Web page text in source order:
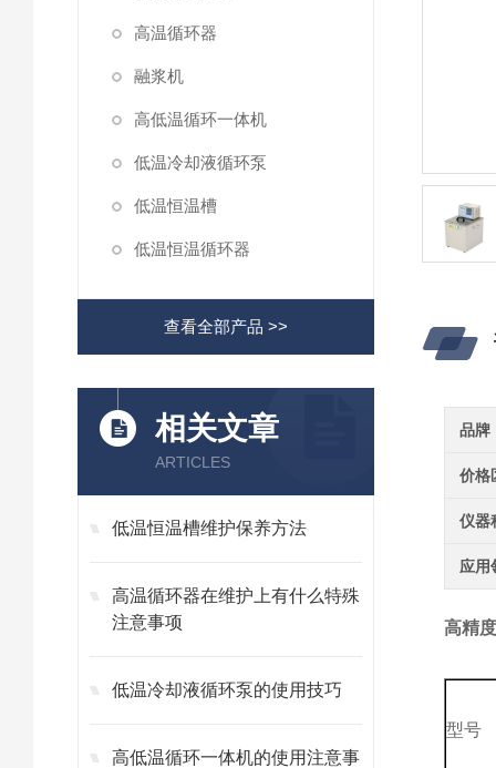
高温循环器
融浆机
高低温循环一体机
低温冷却液循环泵
低温恒温槽
低温恒温循环器
查看全部产品 >>
相关文章
ARTICLES
低温恒温槽维护保养方法
高温循环器在维护上有什么特殊
注意事项
低温冷却液循环泵的使用技巧
高低温循环一体机的使用注意事
品牌
价格
仪器
应用
高精
型号